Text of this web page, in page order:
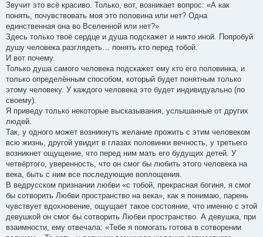
Звучит это всё красиво. Только, вот, возникает вопрос: «А как
понять, почувствовать моя это половина или нет? Одна
единственная она во Вселенной или нет?»
Здесь только твоё сердце и душа подскажет и никто иной. Попробуй
душу человека разглядеть… понять кто перед тобой.
И вот почему.
Только душа самого человека подскажет ему кто его половинка, и
только определённым способом, который будет понятным только
этому человеку. У каждого человека это будет индивидуально (по
своему).
Я приведу только некоторые высказывания, услышанные от других
людей.
Так, у одного может возникнуть желание прожить с этим человеком
всю жизнь, другой увидит в глазах половинки вечность, у третьего
возникнет ощущение, что перед ним мать его будущих детей. У
четвёртого, уверенность, что он смог бы любить этого человека на
века, быть с ним все последующие воплощения.
В ведрусском признании любви «с тобой, прекрасная богиня, я смог
бы сотворить Любви пространство на века», как я понимаю, парень
чувствует вдохновение, ощущает такое состояние, что именно с этой
девушкой он смог бы сотворить Любви пространство. А девушка, при
взаимности, ему отвечала: «Тебе я помогать готова в сотворении